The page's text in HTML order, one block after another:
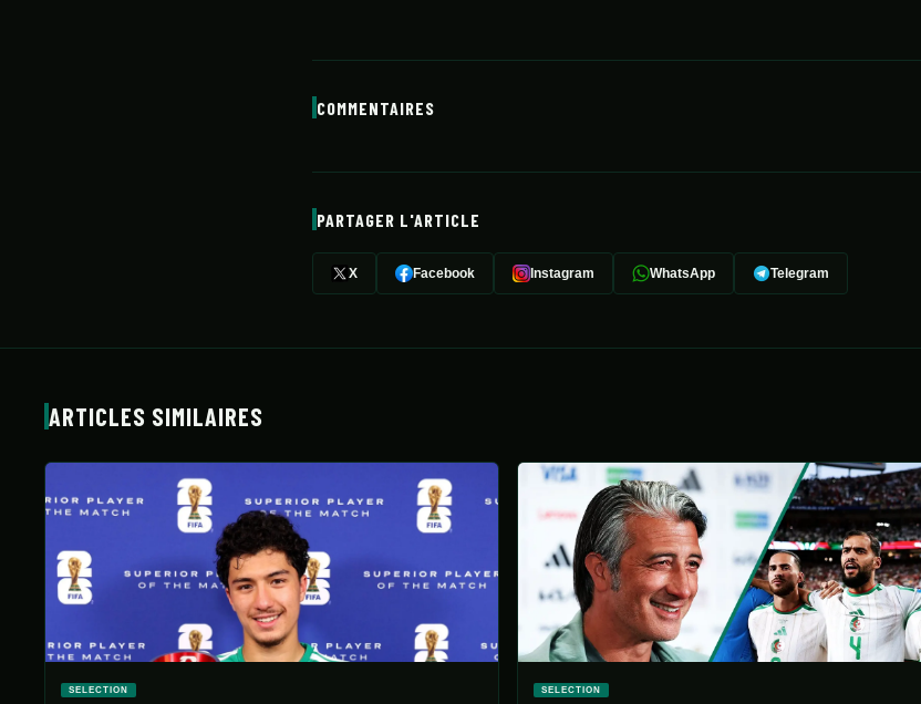
COMMENTAIRES
PARTAGER L'ARTICLE
X Facebook Instagram WhatsApp Telegram
ARTICLES SIMILAIRES
SELECTION SELECTION